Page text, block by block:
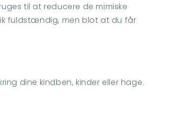
til at reducere de mimiske
fuldstændig, men blot at du får
dine kindben, kinder eller hage.